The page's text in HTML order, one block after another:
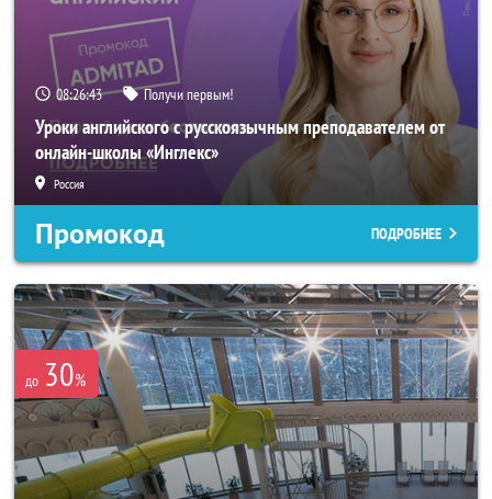
08:26:40 Получи первым!
Уроки английского с русскоязычным преподавателем от
онлайн-школы «Инглекс»
Россия
Промокод ПОДРОБНЕЕ
до 30%